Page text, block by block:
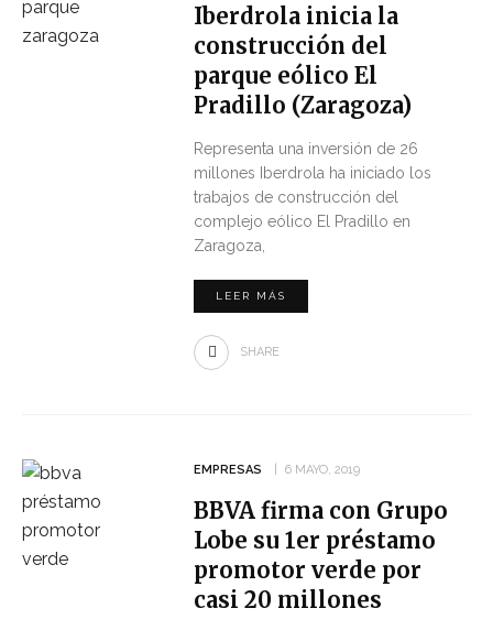
Iberdrola inicia la
construcción del
parque eólico El
Pradillo (Zaragoza)
Representa una inversión de 26
millones Iberdrola ha iniciado los
trabajos de construcción del
complejo eólico El Pradillo en
Zaragoza,
LEER MÁS
SHARE
EMPRESAS 6 MAYO, 2019
BBVA firma con Grupo
Lobe su 1er préstamo
promotor verde por
casi 20 millones